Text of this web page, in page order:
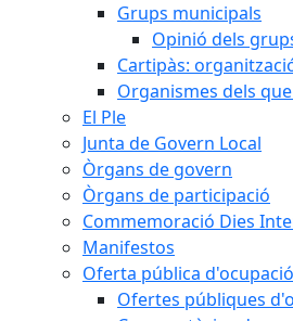
Grups municipals
Opinió dels
Cartipàs:
Organismes dels
El Ple
Junta de Govern Local
Òrgans de govern
Òrgans de participació
Commemoració Dies
Manifestos
Oferta pública
Ofertes públiques